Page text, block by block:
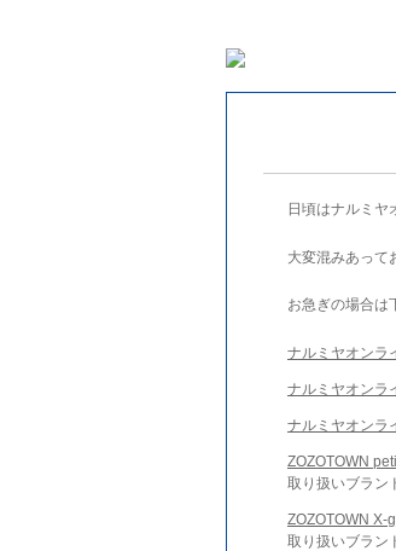
日頃はナルミヤ
大変混みあって
お急ぎの場合は
ナルミヤオンラ
ナルミヤオンラ
ナルミヤオンラ
ZOZOTOWN
取り扱いブラン
ZOZOTOWN X-
取り扱いブラン